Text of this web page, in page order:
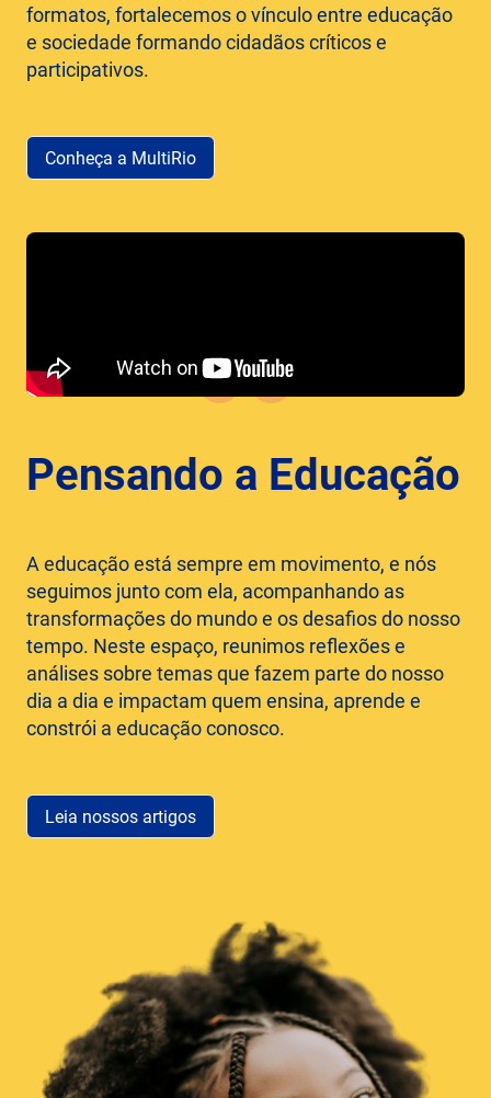
formatos, fortalecemos o vínculo entre educação
e sociedade formando cidadãos críticos e
participativos.
Conheça a MultiRio
Pensando a Educação
A educação está sempre em movimento, e nós
seguimos junto com ela, acompanhando as
transformações do mundo e os desafios do nosso
tempo. Neste espaço, reunimos reflexões e
análises sobre temas que fazem parte do nosso
dia a dia e impactam quem ensina, aprende e
constrói a educação conosco.
Leia nossos artigos